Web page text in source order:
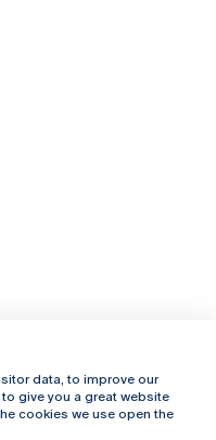
Online
data, to improve our
give you a great website
cookies we use open the